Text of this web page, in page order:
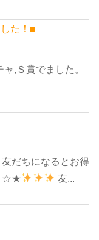
た！■
,Ｓ賞でました。
だちになるとお得
☆★
友...